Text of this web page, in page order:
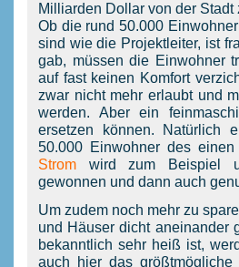
Milliarden Dollar von der Stadt
Ob die rund 50.000
sind wie die Projektleiter, ist
gab, müssen die Einwohner
auf fast keinen Komfort
zwar nicht mehr erlaubt und
werden. Aber ein
ersetzen können. Natürlich
50.000 Einwohner des
Strom wird zum Beispiel
gewonnen und dann auch
Um zudem noch mehr zu
und Häuser dicht aneinander
bekanntlich sehr heiß ist,
auch hier das